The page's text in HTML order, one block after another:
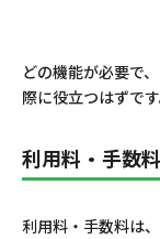
どの機能が必要で
際に役立つはずです
利用料・手数料
利用料・手数料は